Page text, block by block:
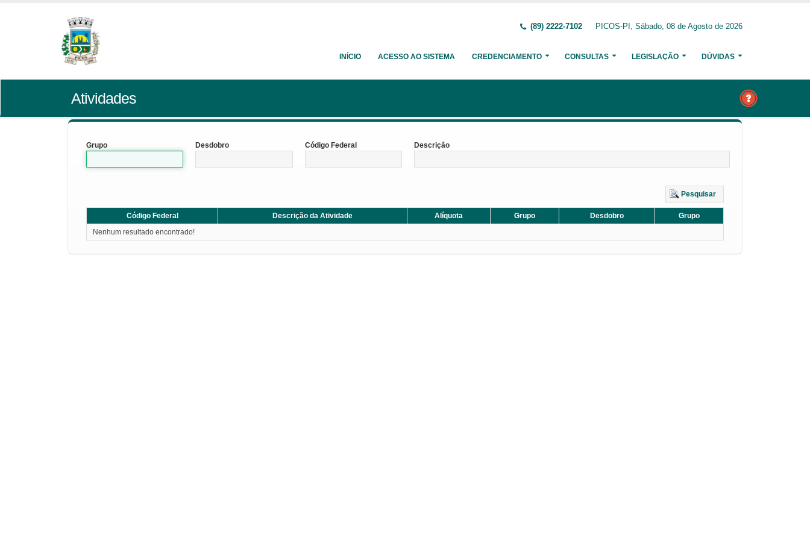
(89) 2222-7102 PICOS-PI, Sábado, 08 de Agosto de 2026
INÍCIO ACESSO AO SISTEMA CREDENCIAMENTO CONSULTAS LEGISLAÇÃO DÚVIDAS
Atividades
Grupo Desdobro Código Federal Descrição
Pesquisar
Código Federal Descrição da Atividade Alíquota Grupo Desdobro
Grupo
Nenhum resultado encontrado!